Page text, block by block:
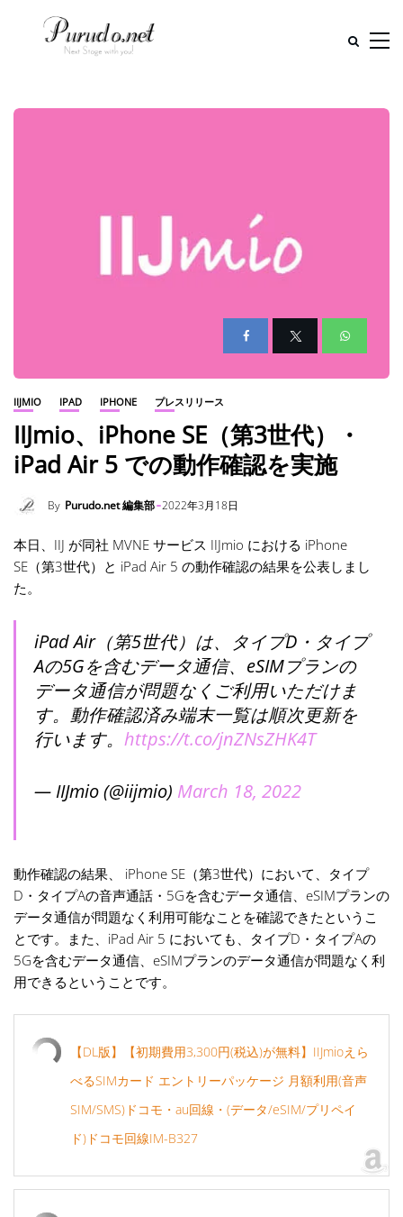
IIJMIO IPAD IPHONE プレスリリース
IIJmio、iPhone SE（第3世代）・
iPad Air 5 での動作確認を実施
By Purudo.net 編集部 2022年3月18日
本日、IIJ が同社 MVNE サービス IIJmio における iPhone
SE（第3世代）と iPad Air 5 の動作確認の結果を公表しまし
た。
iPad Air（第5世代）は、タイプD・タイプ
Aの5Gを含むデータ通信、eSIMプランの
データ通信が問題なくご利用いただけま
す。動作確認済み端末一覧は順次更新を
行います。 https://t.co/jnZNsZHK4T
— IIJmio (@iijmio) March 18, 2022
動作確認の結果、 iPhone SE（第3世代）において、タイプ
D・タイプAの音声通話・5Gを含むデータ通信、eSIMプランの
データ通信が問題なく利用可能なことを確認できたというこ
とです。また、iPad Air 5 においても、タイプD・タイプAの
5Gを含むデータ通信、eSIMプランのデータ通信が問題なく利
用できるということです。
【DL版】【初期費用3,300円(税込)が無料】IIJmioえら
べるSIMカード エントリーパッケージ 月額利用(音声
SIM/SMS)ドコモ・au回線・(データ/eSIM/プリペイ
ド)ドコモ回線IM-B327